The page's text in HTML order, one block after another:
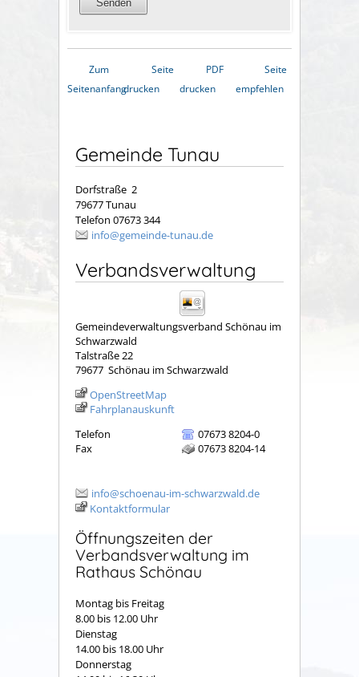
Zum
Seitenanfang
Seite
drucken
PDF
drucken
Seite
empfehlen
Gemeinde Tunau
Dorfstraße 2
79677 Tunau
Telefon 07673 344
info@gemeinde-tunau.de
Verbandsverwaltung
Gemeindeverwaltungsverband Schönau im
Schwarzwald
Talstraße 22
79677 Schönau im Schwarzwald
OpenStreetMap
Fahrplanauskunft
Telefon
07673 8204-0
Fax
07673 8204-14
info@schoenau-im-schwarzwald.de
Kontaktformular
Öffnungszeiten der
Verbandsverwaltung im
Rathaus Schönau
Montag bis Freitag
8.00 bis 12.00 Uhr
Dienstag
14.00 bis 18.00 Uhr
Donnerstag